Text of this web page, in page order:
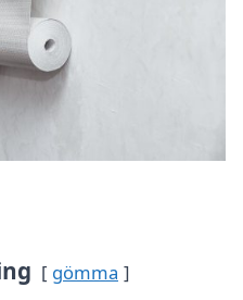
gömma